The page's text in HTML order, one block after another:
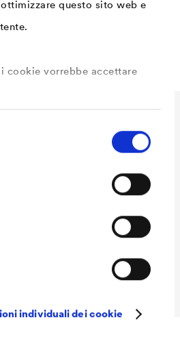
questo sito web e
cookie vorrebbe accettare
individuali dei cookie
Poliammide, supporto adesivo